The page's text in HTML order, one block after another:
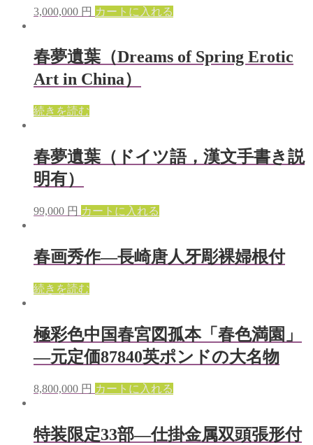
3,000,000 円 カートに入れる
春夢遺葉（Dreams of Spring Erotic
Art in China）
続きを読む
春夢遺葉（ドイツ語，漢文手書き説
明有）
99,000 円 カートに入れる
春画秀作—長崎唐人牙彫裸婦根付
続きを読む
極彩色中国春宮図孤本「春色満園」
—元定価87840英ポンドの大名物
8,800,000 円 カートに入れる
特装限定33部—仕掛金属双頭張形付